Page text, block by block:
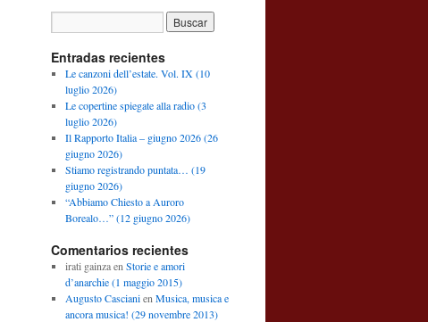
Entradas recientes
Le canzoni dell’estate. Vol. IX (10
luglio 2026)
Le copertine spiegate alla radio (3
luglio 2026)
Il Rapporto Italia – giugno 2026 (26
giugno 2026)
Stiamo registrando puntata… (19
giugno 2026)
“Abbiamo Chiesto a Auroro
Borealo…” (12 giugno 2026)
Comentarios recientes
irati gainzaen Storie e amori
d’anarchie (1 maggio 2015)
Augusto Cascianien Musica, musica e
ancora musica! (29 novembre 2013)